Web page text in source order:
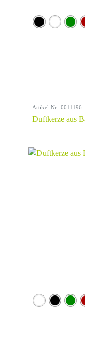
Artikel-Nr.: 0011196
Duftkerze aus